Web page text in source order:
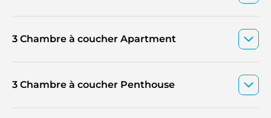
3 Chambre à coucher Apartment
3 Chambre à coucher Penthouse